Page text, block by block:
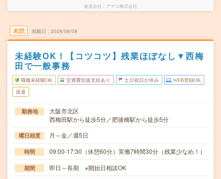
派遣会社 アデコ株式会社
未読 掲載日 2026/08/08
未経験OK！【コツコツ】残業ほぼなし▼西梅
田で一般事務
職種未経験OK 交通費別途支給あり 土日祝日が休み WEB登録OK
派遣
勤務地
大阪市北区
西梅田駅から徒歩5分／肥後橋駅から徒歩5分
曜日頻度 月～金／週5日
時間 09:00-17:30（休憩60分）実働7時間30分（残業少なめ！）
期間 即日～長期 ※開始日相談OK